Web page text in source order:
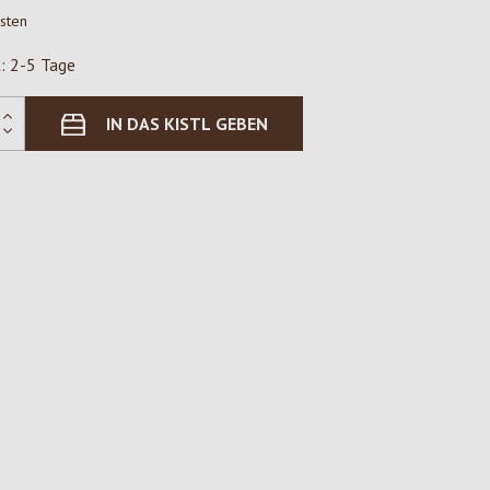
2-5 Tage
IN DAS KISTL GEBEN